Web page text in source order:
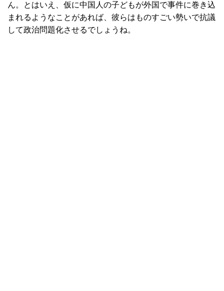
ん。とはいえ、仮に中国人の子どもが外国で事件に巻き込
まれるようなことがあれば、彼らはものすごい勢いで抗議
して政治問題化させるでしょうね。